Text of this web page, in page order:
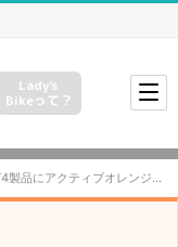
Lady's
Bikeって？
にアクティブオレンジが登場